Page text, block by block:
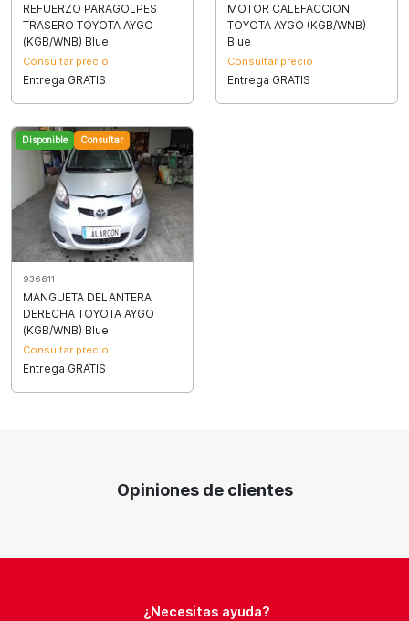
REFUERZO PARAGOLPES
TRASERO TOYOTA AYGO
(KGB/WNB) Blue
Consultar precio
Entrega GRATIS
MOTOR CALEFACCION
TOYOTA AYGO (KGB/WNB)
Blue
Consultar precio
Entrega GRATIS
Disponible Consultar
936611
MANGUETA DELANTERA
DERECHA TOYOTA AYGO
(KGB/WNB) Blue
Consultar precio
Entrega GRATIS
Opiniones de clientes
¿Necesitas ayuda?